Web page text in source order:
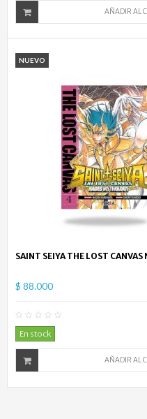
AÑADIR AL
NUEVO
SAINT SEIYA THE LOST
$ 88.000
En stock
AÑADIR AL